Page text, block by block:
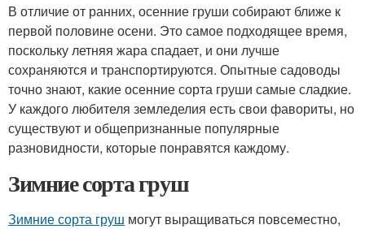
В отличие от ранних, осенние груши собирают ближе к
первой половине осени. Это самое подходящее время,
поскольку летняя жара спадает, и они лучше
сохраняются и транспортируются. Опытные садоводы
точно знают, какие осенние сорта груши самые сладкие.
У каждого любителя земледелия есть свои фавориты, но
существуют и общепризнанные популярные
разновидности, которые понравятся каждому.
Зимние сорта груш
Зимние сорта груш могут выращиваться повсеместно,